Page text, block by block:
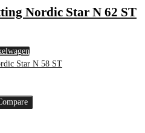
Nordic Star N 62 ST